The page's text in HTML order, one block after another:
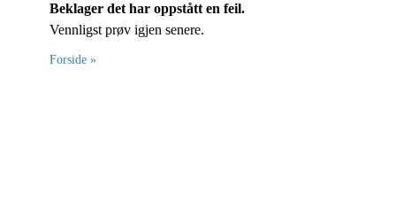
Beklager det har oppstått en feil.
Vennligst prøv igjen senere.
Forside »